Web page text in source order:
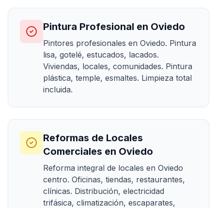
Pintura Profesional en Oviedo
Pintores profesionales en Oviedo. Pintura
lisa, gotelé, estucados, lacados.
Viviendas, locales, comunidades. Pintura
plástica, temple, esmaltes. Limpieza total
incluida.
Reformas de Locales
Comerciales en Oviedo
Reforma integral de locales en Oviedo
centro. Oficinas, tiendas, restaurantes,
clínicas. Distribución, electricidad
trifásica, climatización, escaparates,